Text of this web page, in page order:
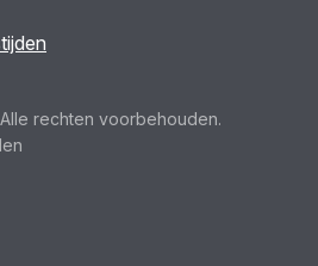
Alle rechten voorbehouden.